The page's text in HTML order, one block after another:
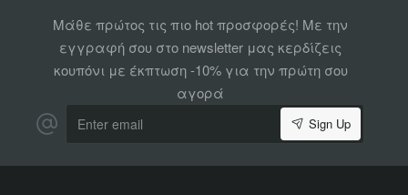
Μάθε πρώτος τις πιο hot προσφορές! Με την
εγγραφή σου στο newsletter μας κερδίζεις
κουπόνι με έκπτωση -10% για την πρώτη σου
αγορά
email
Sign Up